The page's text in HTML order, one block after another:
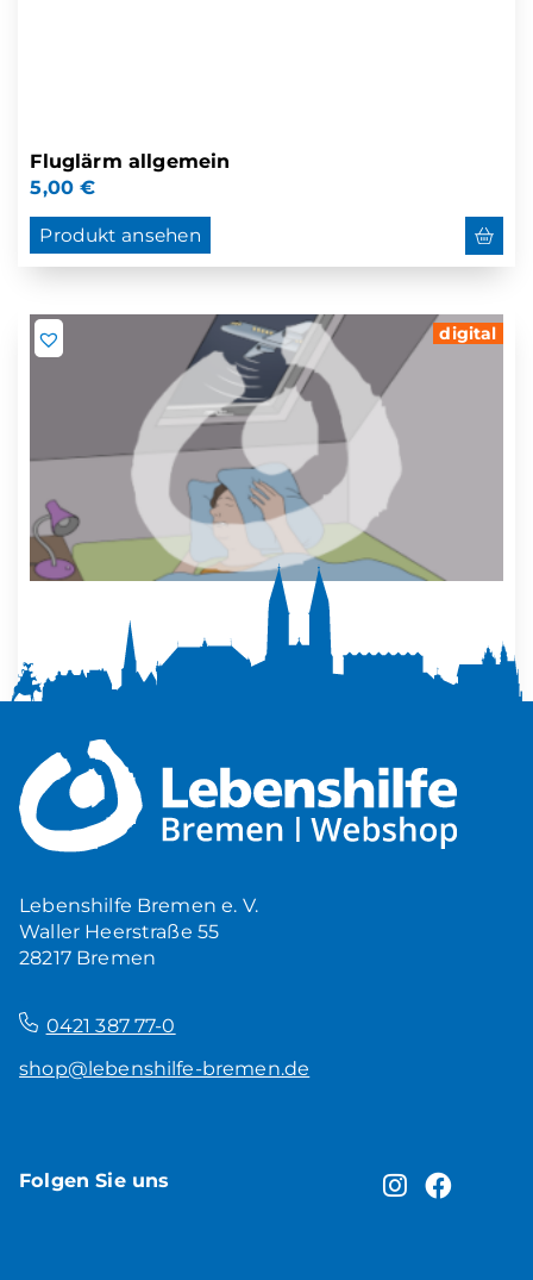
Fluglärm allgemein
5,00€
Produkt ansehen
digital
Mehr Ruhe zuhause
5,00€
Lebenshilfe Bremen e. V.
Waller Heerstraße 55
28217 Bremen
0421 387 77-0
shop@lebenshilfe-bremen.de
Folgen Sie uns